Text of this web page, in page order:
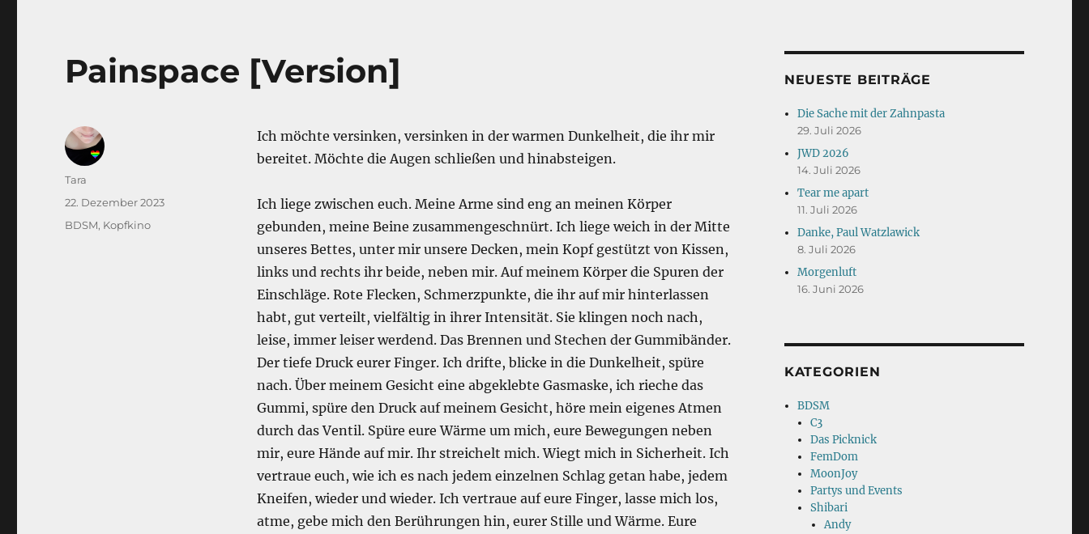
Painspace [Version]
Ich möchte versinken, versinken in der warmen Dunkelheit, die ihr mir
bereitet. Möchte die Augen schließen und hinabsteigen.
Ich liege zwischen euch. Meine Arme sind eng an meinen Körper
gebunden, meine Beine zusammengeschnürt. Ich liege weich in der Mitte
unseres Bettes, unter mir unsere Decken, mein Kopf gestützt von Kissen,
links und rechts ihr beide, neben mir. Auf meinem Körper die Spuren der
Einschläge. Rote Flecken, Schmerzpunkte, die ihr auf mir hinterlassen
habt, gut verteilt, vielfältig in ihrer Intensität. Sie klingen noch nach,
leise, immer leiser werdend. Das Brennen und Stechen der Gummibänder.
Der tiefe Druck eurer Finger. Ich drifte, blicke in die Dunkelheit, spüre
nach. Über meinem Gesicht eine abgeklebte Gasmaske, ich rieche das
Gummi, spüre den Druck auf meinem Gesicht, höre mein eigenes Atmen
durch das Ventil. Spüre eure Wärme um mich, eure Bewegungen neben
mir, eure Hände auf mir. Ihr streichelt mich. Wiegt mich in Sicherheit. Ich
vertraue euch, wie ich es nach jedem einzelnen Schlag getan habe, jedem
Kneifen, wieder und wieder. Ich vertraue auf eure Finger, lasse mich los,
atme, gebe mich den Berührungen hin, eurer Stille und Wärme. Eure
Autor
Tara
Veröffentlicht
22. Dezember 2023
Kategorien
BDSM, Kopfkino
NEUESTE BEITRÄGE
Die Sache mit der Zahnpasta
29. Juli 2026
JWD 2026
14. Juli 2026
Tear me apart
11. Juli 2026
Danke, Paul Watzlawick
8. Juli 2026
Morgenluft
16. Juni 2026
KATEGORIEN
BDSM
C3
Das Picknick
FemDom
MoonJoy
Partys und Events
Shibari
Andy